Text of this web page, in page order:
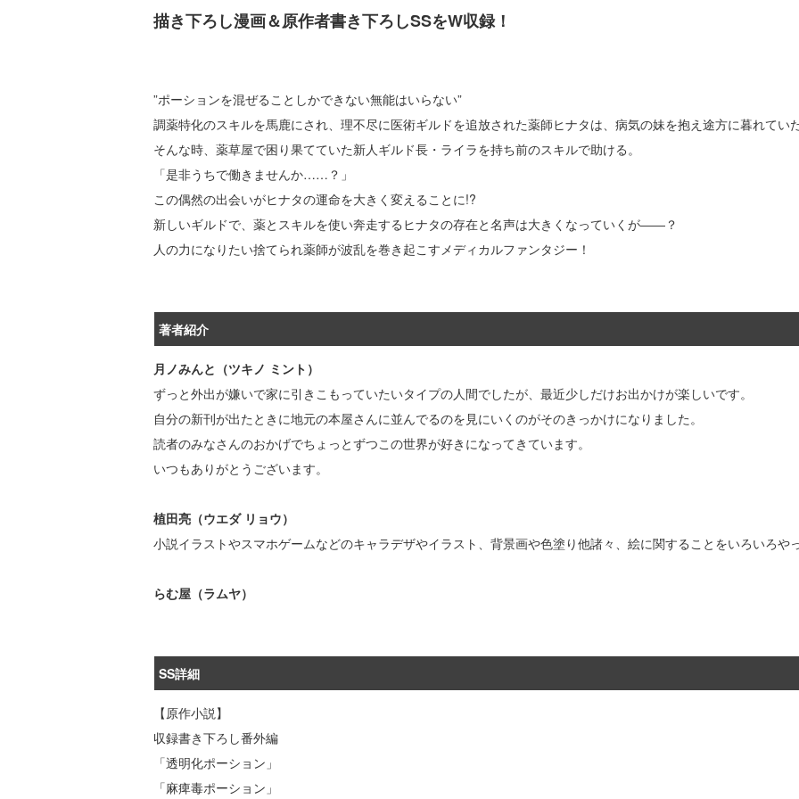
描き下ろし漫画＆原作者書き下ろしSSをW収録！
”ポーションを混ぜることしかできない無能はいらない”
調薬特化のスキルを馬鹿にされ、理不尽に医術ギルドを追放された薬師ヒナタは、病気の妹を抱え途方に暮れてい
そんな時、薬草屋で困り果てていた新人ギルド長・ライラを持ち前のスキルで助ける。
「是非うちで働きませんか……？」
この偶然の出会いがヒナタの運命を大きく変えることに!?
新しいギルドで、薬とスキルを使い奔走するヒナタの存在と名声は大きくなっていくが――？
人の力になりたい捨てられ薬師が波乱を巻き起こすメディカルファンタジー！
著者紹介
月ノみんと（ツキノ ミント）
ずっと外出が嫌いで家に引きこもっていたいタイプの人間でしたが、最近少しだけお出かけが楽しいです。
自分の新刊が出たときに地元の本屋さんに並んでるのを見にいくのがそのきっかけになりました。
読者のみなさんのおかげでちょっとずつこの世界が好きになってきています。
いつもありがとうございます。
植田亮（ウエダ リョウ）
小説イラストやスマホゲームなどのキャラデザやイラスト、背景画や色塗り他諸々、絵に関することをいろいろや
らむ屋（ラムヤ）
SS詳細
【原作小説】
収録書き下ろし番外編
「透明化ポーション」
「麻痺毒ポーション」